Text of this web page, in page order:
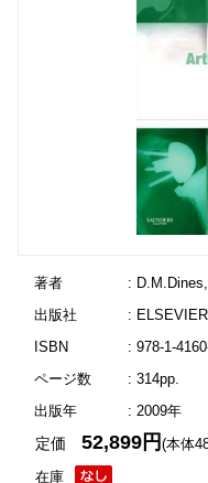
著者
:
出版社
: ELSEVIER
ISBN
: 978-1-
ページ数
: 314pp.
出版年
: 2009年
在庫
定価52,899円(本体